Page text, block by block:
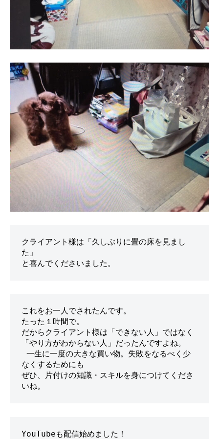
クライアント様は「久しぶりに畳の床を見まし
た」
と喜んでくださいました。
これをお一人でされたんです。
たった１時間で。
だからクライアント様は「できない人」ではなく
「やり方がわからない人」だったんですよね。
なくするためにも
ぜひ、片付けの知識・スキルを身につけてくださ
いね。
YouTubeも配信始めました！